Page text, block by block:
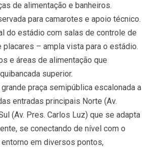
de alimentação e banheiros.
para camarotes e apoio técnico.
do estádio com salas de controle de
placares – ampla vista para o estádio.
e áreas de alimentação que
superior.
praça semipública escalonada a
entradas principais Norte (Av.
(Av. Pres. Carlos Luz) que se adapta
se conectando de nível com o
em diversos pontos,